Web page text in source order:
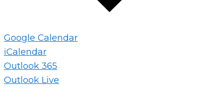
Google Calendar
iCalendar
Outlook 365
Outlook Live